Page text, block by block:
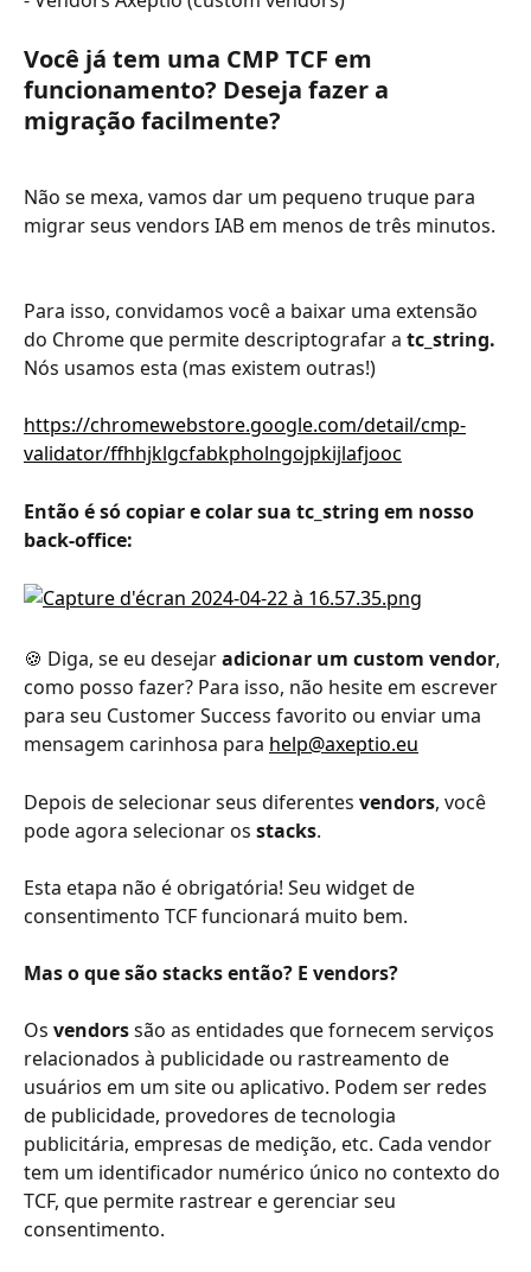
Você já tem uma CMP TCF em
funcionamento? Deseja fazer a
migração facilmente?
Não se mexa, vamos dar um pequeno truque para
migrar seus vendors IAB em menos de três minutos.
Para isso, convidamos você a baixar uma extensão
do Chrome que permite descriptografar a tc_string.
Nós usamos esta (mas existem outras!)
https://chromewebstore.google.com/detail/cmp-
validator/ffhhjklgcfabkpholngojpkijlafjooc
Então é só copiar e colar sua tc_string em nosso
back-office:
🍪 Diga, se eu desejar adicionar um custom vendor,
como posso fazer? Para isso, não hesite em escrever
para seu Customer Success favorito ou enviar uma
mensagem carinhosa para help@axeptio.eu
Depois de selecionar seus diferentes vendors, você
pode agora selecionar os stacks.
Esta etapa não é obrigatória! Seu widget de
consentimento TCF funcionará muito bem.
Mas o que são stacks então? E vendors?
Os vendors são as entidades que fornecem serviços
relacionados à publicidade ou rastreamento de
usuários em um site ou aplicativo. Podem ser redes
de publicidade, provedores de tecnologia
publicitária, empresas de medição, etc. Cada vendor
tem um identificador numérico único no contexto do
TCF, que permite rastrear e gerenciar seu
consentimento.